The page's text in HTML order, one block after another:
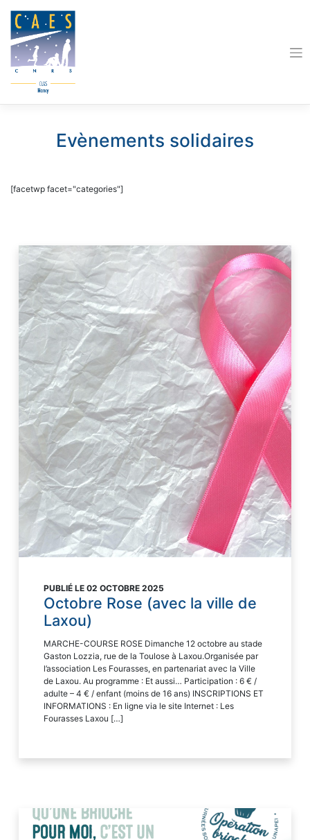
content
Evènements solidaires
[facetwp facet="categories"]
PUBLIÉ LE 02 OCTOBRE 2025
Octobre Rose (avec la ville de
Laxou)
MARCHE-COURSE ROSE Dimanche 12 octobre au stade
Gaston Lozzia, rue de la Toulose à Laxou.Organisée par
l’association Les Fourasses, en partenariat avec la Ville
de Laxou. Au programme : Et aussi… Participation : 6 € /
adulte – 4 € / enfant (moins de 16 ans) INSCRIPTIONS ET
INFORMATIONS : En ligne via le site Internet : ​Les
Fourasses Laxou […]